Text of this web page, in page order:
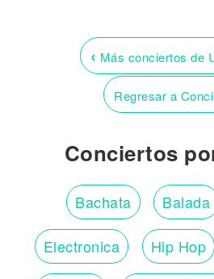
‹ Más conciertos de
Regresar a
Conciertos
Bachata Balada
Electronica Hip Hop